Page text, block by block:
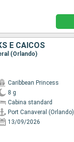
E CAICOS
(Orlando)
Caribbean Princess
8 g
Cabina standard
Port Canaveral (Orlando)
13/09/2026